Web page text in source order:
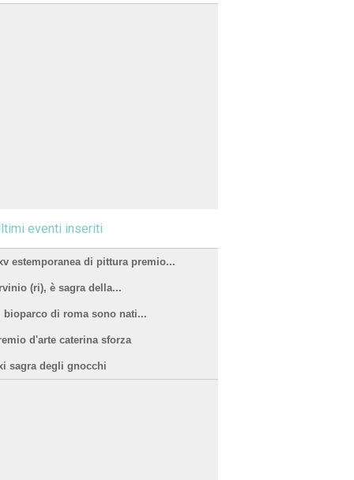
eventi inseriti
estemporanea di pittura premio...
(ri), è sagra della...
bioparco di roma sono nati...
d'arte caterina sforza
sagra degli gnocchi